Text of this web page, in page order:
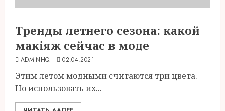
Тренды летнего сезона: какой
макіяж сейчас в моде
ADMINHQ 02.04.2021
Этим летом модными считаются три цвета.
Но использовать их...